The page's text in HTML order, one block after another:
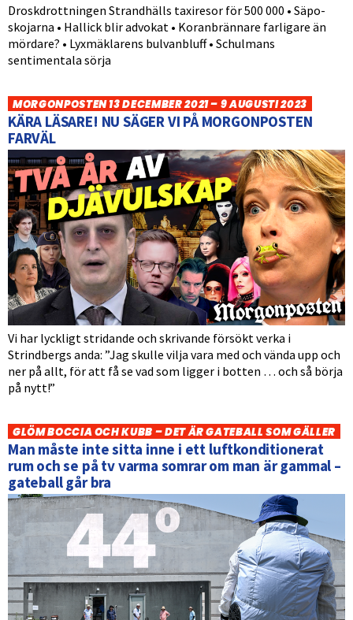
Droskdrottningen Strandhälls taxiresor för 500 000 • Säpo-
skojarna • Hallick blir advokat • Koranbrännare farligare än
mördare? • Lyxmäklarens bulvanbluff • Schulmans
sentimentala sörja
MORGONPOSTEN 13 DECEMBER 2021 – 9 AUGUSTI 2023
KÄRA LÄSARE! NU SÄGER VI PÅ MORGONPOSTEN
FARVÄL
Vi har lyckligt stridande och skrivande försökt verka i
Strindbergs anda: ”Jag skulle vilja vara med och vända upp och
ner på allt, för att få se vad som ligger i botten … och så börja
på nytt!”
GLÖM BOCCIA OCH KUBB – DET ÄR GATEBALL SOM GÄLLER
Man måste inte sitta inne i ett luftkonditionerat
rum och se på tv varma somrar om man är gammal –
gateball går bra